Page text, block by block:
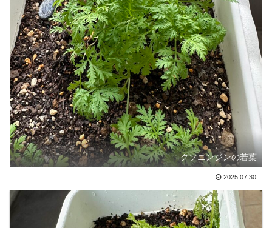
クソニンジンの若葉
2025.07.30